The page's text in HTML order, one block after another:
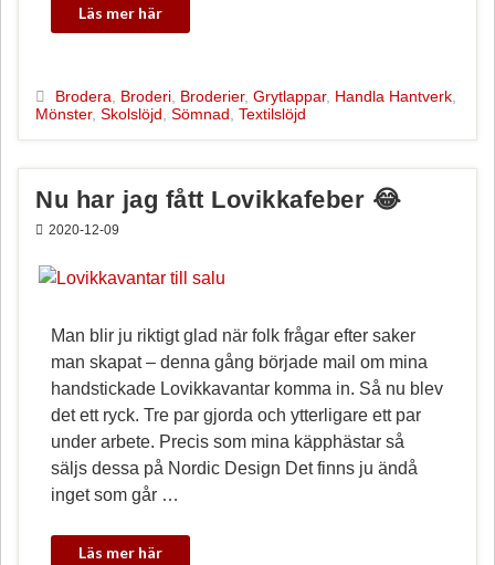
Brodera, Broderi, Broderier, Grytlappar, Handla Hantverk,
Mönster, Skolslöjd, Sömnad, Textilslöjd
Nu har jag fått Lovikkafeber 😂
2020-12-09
Man blir ju riktigt glad när folk frågar efter saker
man skapat – denna gång började mail om mina
handstickade Lovikkavantar komma in. Så nu blev
det ett ryck. Tre par gjorda och ytterligare ett par
under arbete. Precis som mina käpphästar så
säljs dessa på Nordic Design Det finns ju ändå
inget som går …